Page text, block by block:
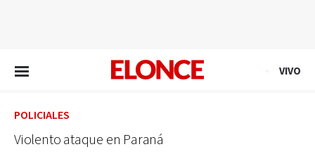
VIVO
POLICIALES
Violento ataque en Paraná